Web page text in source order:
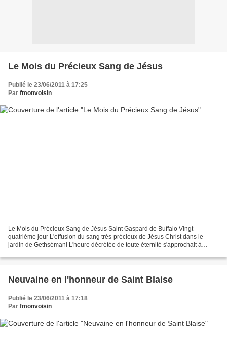
Le Mois du Précieux Sang de Jésus
Publié le 23/06/2011 à 17:25
Par fmonvoisin
Le Mois du Précieux Sang de Jésus Saint Gaspard de Buffalo Vingt-
quatrième jour L'effusion du sang très-précieux de Jésus Christ dans le
jardin de Gethsémani L'heure décrétée de toute éternité s'approchait à
Neuvaine en l'honneur de Saint Blaise
Publié le 23/06/2011 à 17:18
Par fmonvoisin